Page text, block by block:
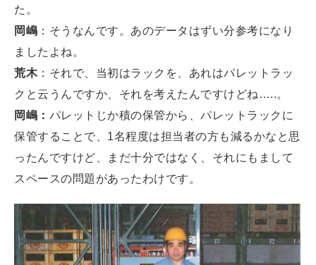
た。
岡嶋 ：そうなんです。あのデータはずい分参考になり
ましたよね。
荒木：それで、当初はラックを、あれはパレットラッ
クと云うんですか、それを考えたんですけどね…..。
岡嶋： パレットじか積の保管から、パレットラックに
保管することで、1名程度は担当者の方も減るかなと思
ったんですけど、まだ十分ではなく、それにもまして
スペースの問題があったわけです。